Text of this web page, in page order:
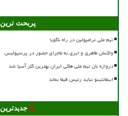
پربحث ترین
تیم ملی ترامپولین در راه ناگویا
واکنش طاهری و ایری به ماجرای حضور در پرسپولیس
دروازه بان تیم ملی هاکی ایران بهترین گلر آسیا شد
اینفانتینو نباید رئیس فیفا بماند